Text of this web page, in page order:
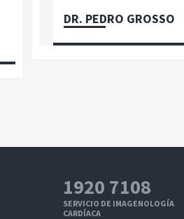
DR. PEDRO GROSSO
1920 7108
SERVICIO DE IMAGENOLOGÍA
CARDÍACA